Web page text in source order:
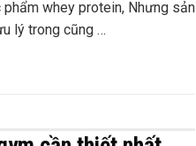
whey protein, Nhưng sản
lý trong cũng …